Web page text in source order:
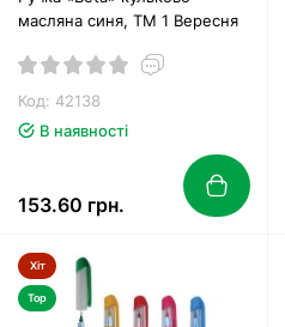
масляна синя, ТМ 1 Вересня
Код: 42138
В наявності
153.60 грн.
Хіт
Top